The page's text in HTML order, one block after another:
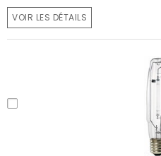
VOIR LES DÉTAILS